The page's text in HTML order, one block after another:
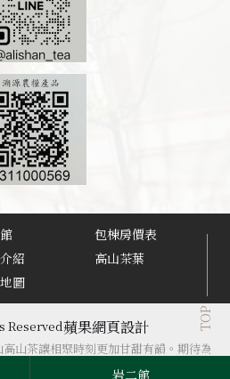
包棟房價表
紹
高山茶葉
圖
Reserved蘋果網頁設計
高山茶讓相聚時刻更加甘甜有韻。期待為
岩二館
TOP